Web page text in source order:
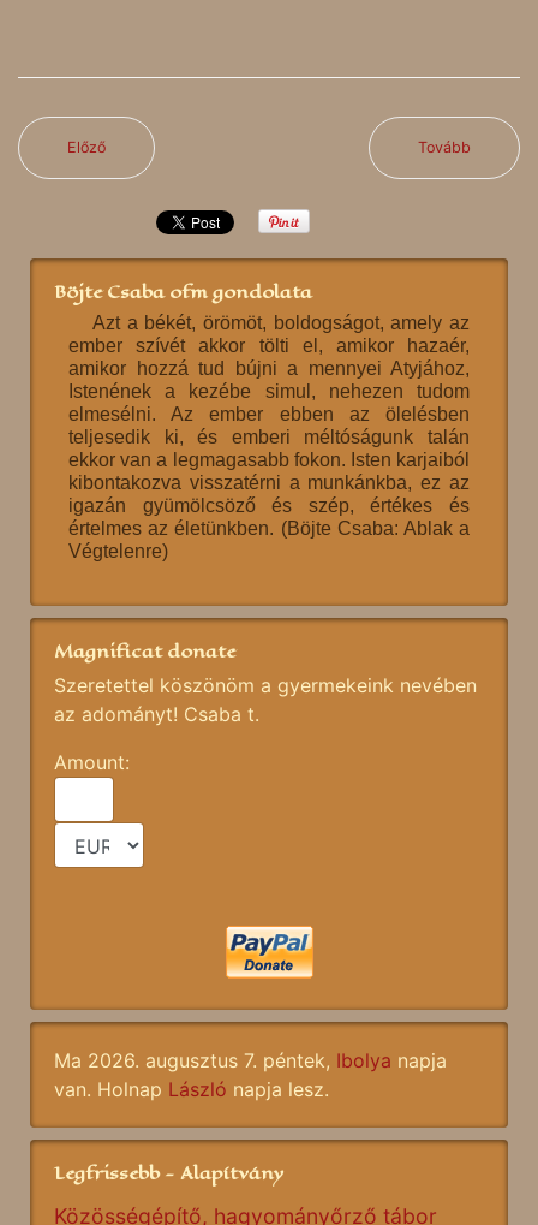
Előző Tovább
Böjte Csaba ofm gondolata
Azt a békét, örömöt, boldogságot, amely az
ember szívét akkor tölti el, amikor hazaér,
amikor hozzá tud bújni a mennyei Atyjához,
Istenének a kezébe simul, nehezen tudom
elmesélni. Az ember ebben az ölelésben
teljesedik ki, és emberi méltóságunk talán
ekkor van a legmagasabb fokon. Isten karjaiból
kibontakozva visszatérni a munkánkba, ez az
igazán gyümölcsöző és szép, értékes és
értelmes az életünkben. (Böjte Csaba: Ablak a
Végtelenre)
Magnificat donate
Szeretettel köszönöm a gyermekeink nevében
az adományt! Csaba t.
Amount:
Ma 2026. augusztus 7. péntek, Ibolya napja
van. Holnap László napja lesz.
Legfrissebb - Alapítvány
Közösségépítő, hagyományőrző tábor